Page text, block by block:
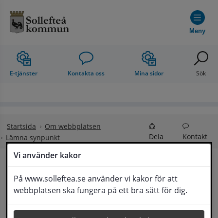
Vi använder kakor
På www.solleftea.se använder vi kakor för att
webbplatsen ska fungera på ett bra sätt för dig.
Meny
E-tjänster Kontakta oss Mina sidor Sök
Startsida
Om webbplatsen
Lämna synpunkt
Dela Kontakt
Lämna synpunkt
Här kan du lämna synpunkter, förslag och